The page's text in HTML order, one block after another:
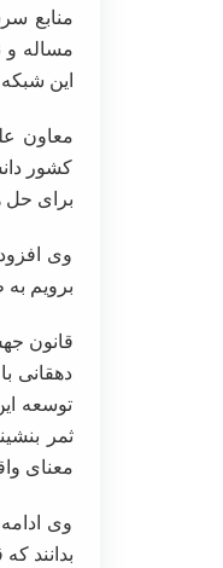
منابع
مساله و
این
معاون
کشور
برای حل
وی
برویم
قانون
دهقانی
توسعه
ثمر
معنای
وی
بدانند